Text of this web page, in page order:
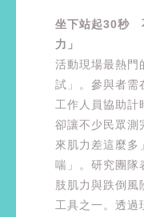
坐下站起30秒
力」
活動現場最熱門
試」。參與者需
工作人員協助計
卻讓不少民眾測
來肌力差這麼多
喘」。研究團隊
肢肌力與跌倒風
工具之一。透過